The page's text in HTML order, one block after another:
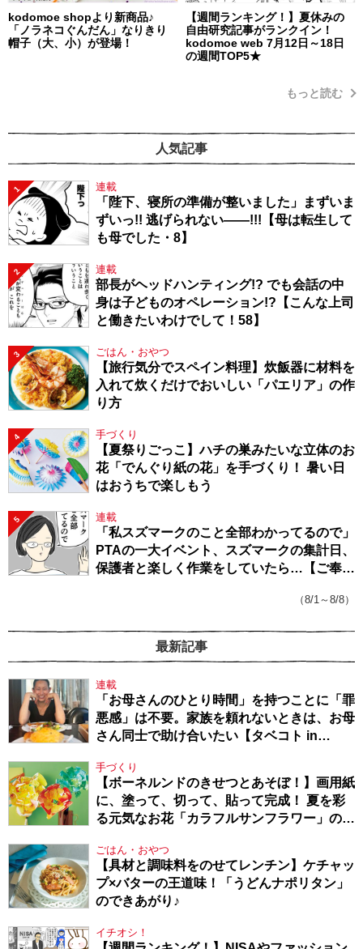
kodomoe shopより新商品♪
「ノラネコぐんだん」なりきり
帽子（大、小）が登場！
【週間ランキング！】夏休みの
自由研究記事がランクイン！
kodomoe web 7月12日～18日
の週間TOP5★
もっと読む
人気記事
1 連載
「陛下、寝所の準備が整いました」まずいま
ずいっ!! 逃げられない――!!!【母は転生して
も母でした・8】
2 連載
部長がヘッドハンティング!? でも会話の中
身は子どものオペレーション!?【こんな上司
と働きたいわけでして！58】
3 ごはん・おやつ
【旅行気分でスペイン料理】炊飯器に材料を
入れて炊くだけでおいしい「パエリア」の作
り方
4 手づくり
【夏祭りごっこ】ハチの巣みたいな立体のお
花「でんぐり紙の花」を手づくり！ 暑い日
はおうちで楽しもう
5 連載
「私スズマークのこと全部わかってるので」
PTAの一大イベント、スズマークの集計日、
保護者と楽しく作業をしていたら…【ご奉仕
（8/1～8/8）
最新記事
連載
「お母さんのひとり時間」を持つことに「罪
悪感」は不要。家族を頼れないときは、お母
さん同士で助け合いたい【タベコト in
手づくり
【ボーネルンドのきせつとあそぼ！】画用紙
に、塗って、切って、貼って完成！ 夏を彩
る元気なお花「カラフルサンフラワー」の作
ごはん・おやつ
【具材と調味料をのせてレンチン】ケチャッ
プ×バターの王道味！「うどんナポリタン」
のできあがり♪
イチオシ！